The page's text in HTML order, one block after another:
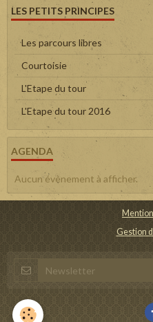
LES PETITS PRINCIPES
Les parcours libres
Courtoisie
L'Etape du tour
L'Etape du tour 2016
AGENDA
Aucun évènement à afficher.
Gestion